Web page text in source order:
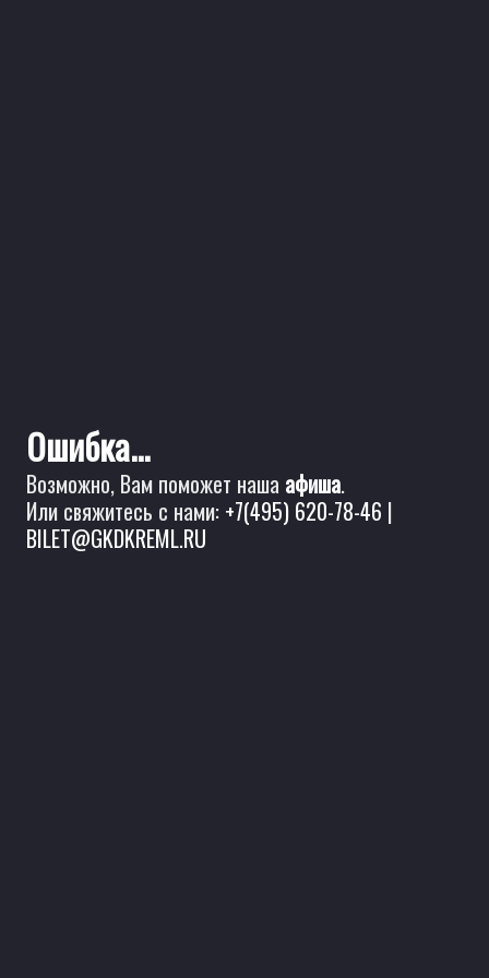
Ошибка...
Возможно, Вам поможет наша афиша.
Или свяжитесь с нами: +7(495) 620-78-46 |
BILET@GKDKREML.RU